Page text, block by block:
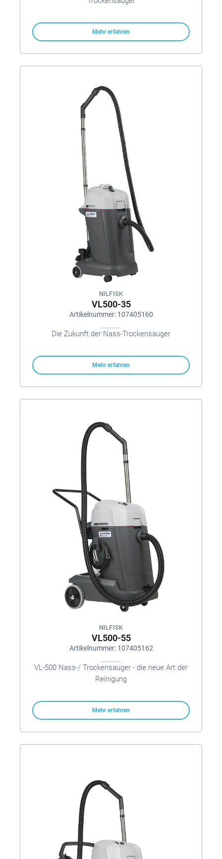
Mehr erfahren
NILFISK
VL500-35
Artikelnummer: 107405160
Die Zukunft der Nass-Trockensauger
Mehr erfahren
NILFISK
VL500-55
Artikelnummer: 107405162
VL-500 Nass-/ Trockensauger - die neue Art der
Reinigung
Mehr erfahren